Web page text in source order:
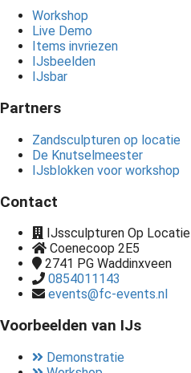
Workshop
Live Demo
Items invriezen
IJsbeelden
IJsbar
Partners
Zandsculpturen op locatie
De Knutselmeester
IJsblokken voor workshop
Contact
IJssculpturen Op Locatie
Coenecoop 2E5
2741 PG Waddinxveen
0854011143
events@fc-events.nl
Voorbeelden van IJs
Demonstratie